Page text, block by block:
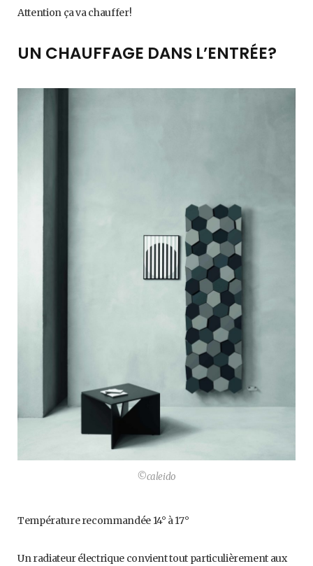
Attention ça va chauffer!
UN CHAUFFAGE DANS L’ENTRÉE?
©caleido
Température recommandée 14° à 17°
Un radiateur électrique convient tout particulièrement aux